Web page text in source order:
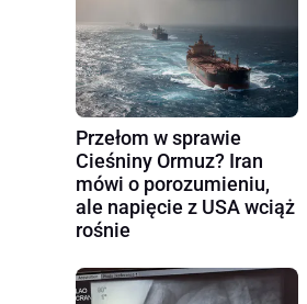
Przełom w sprawie
Cieśniny Ormuz? Iran
mówi o porozumieniu,
ale napięcie z USA wciąż
rośnie